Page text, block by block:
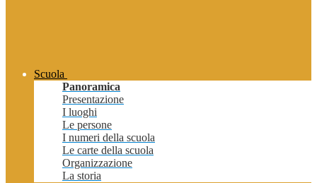
Scuola
Panoramica
Presentazione
I luoghi
Le persone
I numeri della scuola
Le carte della scuola
Organizzazione
La storia